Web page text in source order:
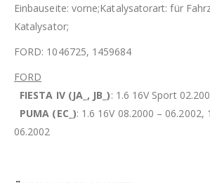
Einbauseite: vorne;Katalysatorart: für
Katalysator;
FORD: 1046725, 1459684
FORD
FIESTA IV (JA_, JB_): 1.6 16V Sport
PUMA (EC_): 1.6 16V 08.2000 – 06.2002,
06.2002